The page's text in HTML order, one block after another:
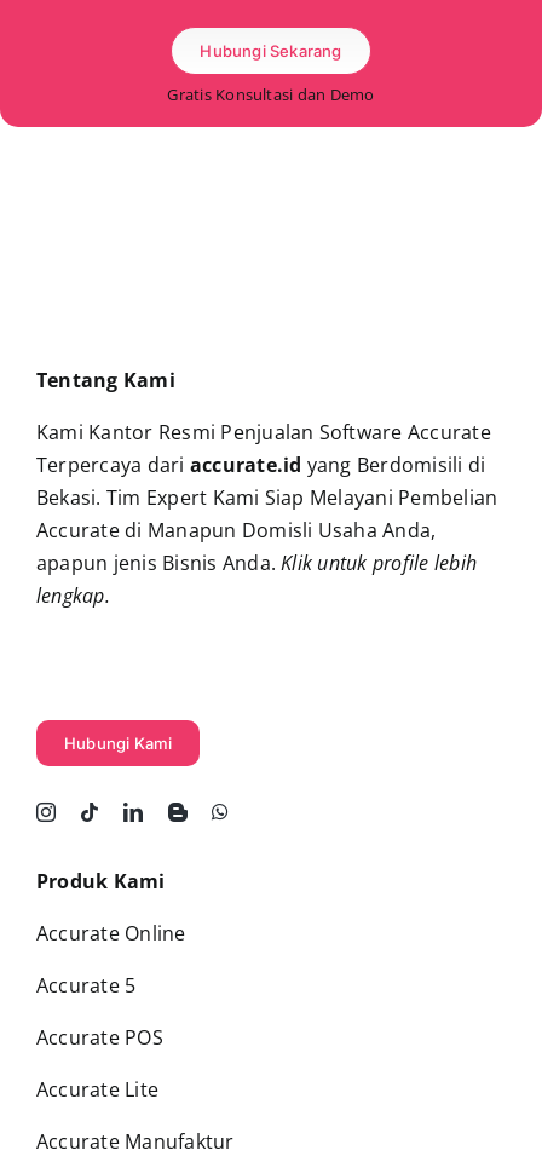
Hubungi Sekarang
Gratis Konsultasi dan Demo
Tentang Kami
Kami Kantor Resmi Penjualan Software Accurate
Terpercaya dari accurate.id yang Berdomisili di
Bekasi. Tim Expert Kami Siap Melayani Pembelian
Accurate di Manapun Domisli Usaha Anda,
apapun jenis Bisnis Anda.Klik untuk profile lebih
lengkap.
Hubungi Kami
Produk Kami
Accurate Online
Accurate 5
Accurate POS
Accurate Lite
Accurate Manufaktur